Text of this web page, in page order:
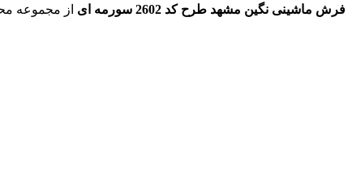
فرش ماشینی نگین مشهد طرح کد 2602 سورمه ای